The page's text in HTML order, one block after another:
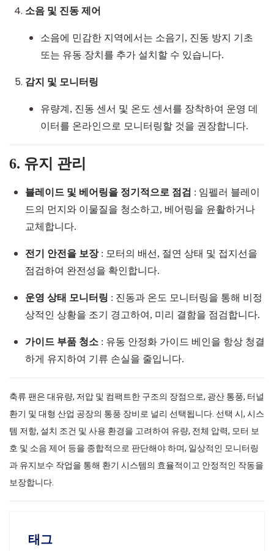
소음 및 진동 제어
소음에 민감한 지역에서는 소음기, 진동 방지 기초
또는 유동 장치를 추가 설치할 수 있습니다.
감지 및 모니터링
유량계, 진동 센서 및 온도 센서를 장착하여 운영 데
이터를 온라인으로 모니터링할 것을 권장합니다.
6. 유지 관리
블레이드 및 베어링을 정기적으로 점검 : 임펠러 블레이
드의 먼지와 이물질을 청소하고, 베어링을 윤활하거나
교체합니다.
전기 안전을 보장: 모터의 배선, 절연 상태 및 접지선을
점검하여 완전성을 확인합니다.
운영 상태 모니터링 : 진동과 온도 모니터링을 통해 비정
상적인 상황을 조기 경고하여, 미리 결함을 점검합니다.
가이드 부품 청소: 유동 안정화 가이드 베인을 항상 청결
하게 유지하여 기류 손실을 줄입니다.
축류 팬은 대유량, 저압 및 컴팩트한 구조의 장점으로, 광산 통풍, 터널
환기 및 대형 산업 공장의 통풍 장비로 널리 선택됩니다. 선택 시, 시스
템 저항, 설치 조건 및 사용 환경을 고려하여 유량, 전체 압력, 모터 보
호 및 소음 제어 등을 종합적으로 판단해야 하며, 일상적인 모니터링
과 유지보수 작업을 통해 환기 시스템의 효율적이고 안정적인 작동을
보장합니다.
태그